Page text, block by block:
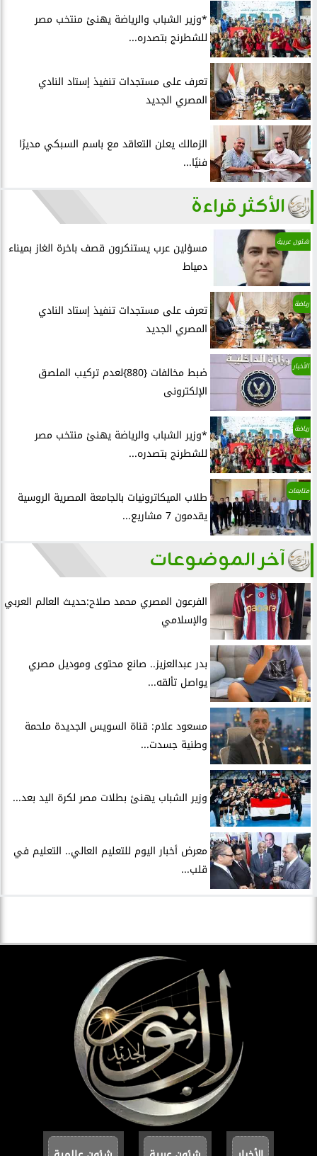
*وزير الشباب والرياضة يهنئ منتخب مصر
للشطرنج بتصدره...
تعرف على مستجدات تنفيذ إستاد النادي
المصري الجديد
الزمالك يعلن التعاقد مع باسم السبكي مديرًا
فنيًا...
الأكثر قراءة
شئون عربية
مسؤلين عرب يستنكرون قصف باخرة الغاز بميناء
دمياط
رياضة
تعرف على مستجدات تنفيذ إستاد النادي
المصري الجديد
الأخبار
ضبط مخالفات {880}لعدم تركيب الملصق
الإلكترونى
رياضة
*وزير الشباب والرياضة يهنئ منتخب مصر
للشطرنج بتصدره...
متابعات
طلاب الميكاترونيات بالجامعة المصرية الروسية
يقدمون 7 مشاريع...
آخر الموضوعات
الفرعون المصري محمد صلاح:حديث العالم العربي
والإسلامي
بدر عبدالعزيز.. صانع محتوى وموديل مصري
يواصل تألقه...
مسعود علام: قناة السويس الجديدة ملحمة
وطنية جسدت...
وزير الشباب يهنئ بطلات مصر لكرة اليد بعد...
معرض أخبار اليوم للتعليم العالي.. التعليم في
قلب...